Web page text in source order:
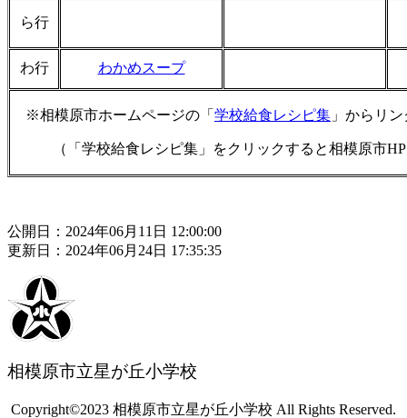
ら行
わ行 わかめスープ
※相模原市ホームページの「 学校給食レシピ集 」からリ
（「学校給食レシピ集」をクリックすると相模原市
公開日：2024年06月11日 12:00:00
更新日：2024年06月24日 17:35:35
相模原市立星が丘小学校
Copyright©2023 相模原市立星が丘小学校 All Rights Reserved.